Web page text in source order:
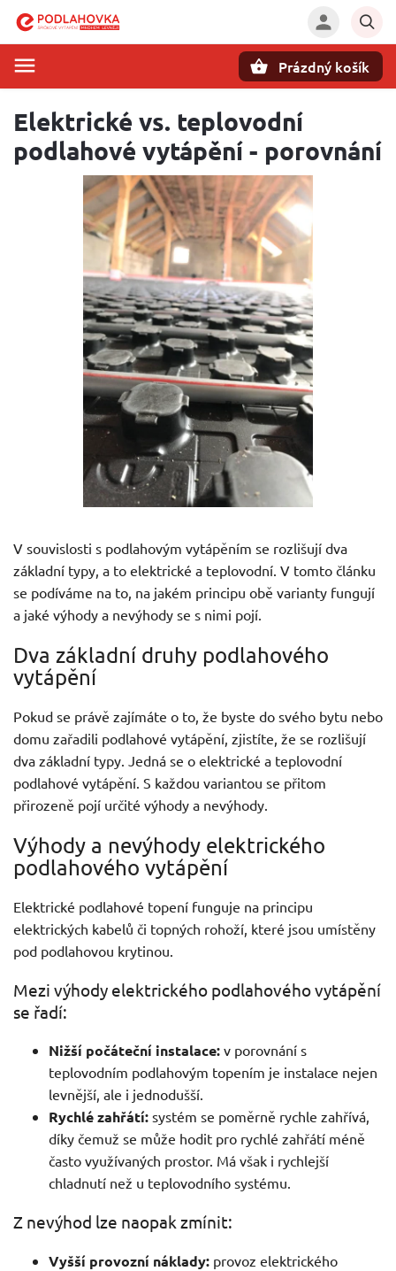
Prázdný košík
Elektrické vs. teplovodní
podlahové vytápění - porovnání
V souvislosti s podlahovým vytápěním se rozlišují dva
základní typy, a to elektrické a teplovodní. V tomto článku
se podíváme na to, na jakém principu obě varianty fungují
a jaké výhody a nevýhody se s nimi pojí.
Dva základní druhy podlahového
vytápění
Pokud se právě zajímáte o to, že byste do svého bytu nebo
domu zařadili podlahové vytápění, zjistíte, že se rozlišují
dva základní typy. Jedná se o elektrické a teplovodní
podlahové vytápění. S každou variantou se přitom
přirozeně pojí určité výhody a nevýhody.
Výhody a nevýhody elektrického
podlahového vytápění
Elektrické podlahové topení funguje na principu
elektrických kabelů či topných rohoží, které jsou umístěny
pod podlahovou krytinou.
Mezi výhody elektrického podlahového vytápění
se řadí:
Nižší počáteční instalace: v porovnání s
teplovodním podlahovým topením je instalace nejen
levnější, ale i jednodušší.
Rychlé zahřátí: systém se poměrně rychle zahřívá,
díky čemuž se může hodit pro rychlé zahřátí méně
často využívaných prostor. Má však i rychlejší
chladnutí než u teplovodního systému.
Z nevýhod lze naopak zmínit:
Vyšší provozní náklady: provoz elektrického